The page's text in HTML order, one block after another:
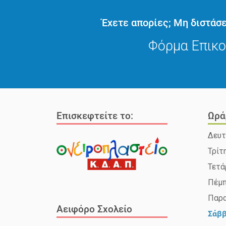
Έχετε απορίες; Μη
Φόρμα
Επισκεφτείτε το:
Αειφόρο Σχολείο